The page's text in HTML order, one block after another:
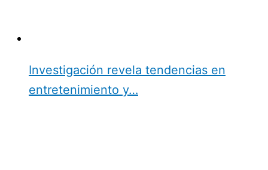
Investigación revela tendencias en
entretenimiento y…